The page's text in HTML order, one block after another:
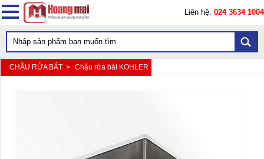
Liên hệ: 024 3634 1004
CHẬU RỬA BÁT > Chậu rửa bát KOHLER